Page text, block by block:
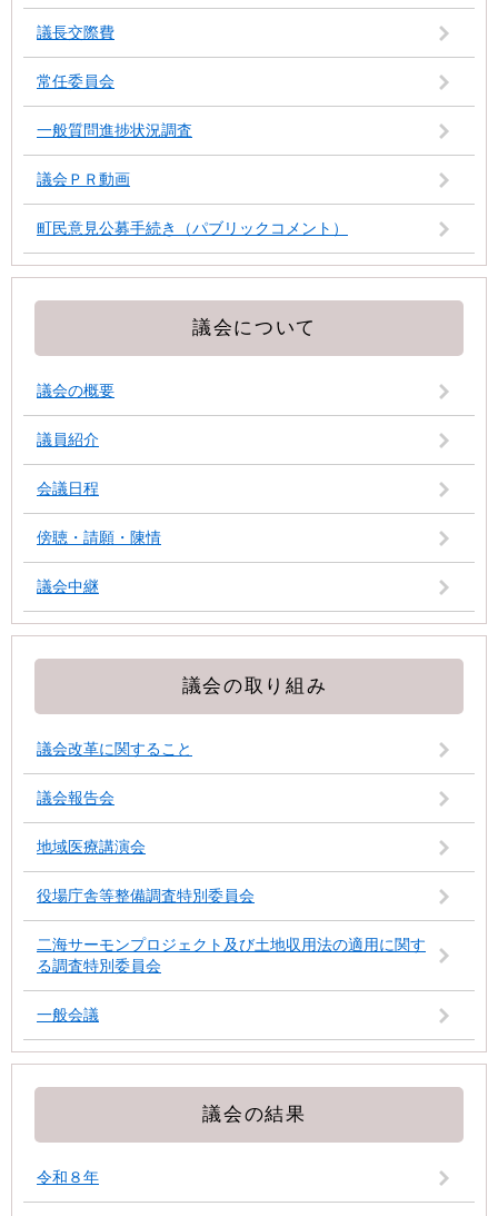
議長交際費
常任委員会
一般質問進捗状況調査
議会ＰＲ動画
町民意見公募手続き（パブリックコメント）
議会について
議会の概要
議員紹介
会議日程
傍聴・請願・陳情
議会中継
議会の取り組み
議会改革に関すること
議会報告会
地域医療講演会
役場庁舎等整備調査特別委員会
二海サーモンプロジェクト及び土地収用法の適用に関す
る調査特別委員会
一般会議
議会の結果
令和８年